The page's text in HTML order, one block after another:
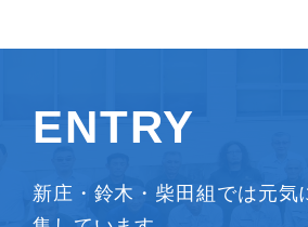
ENTRY
新庄・鈴木・柴田組では元気